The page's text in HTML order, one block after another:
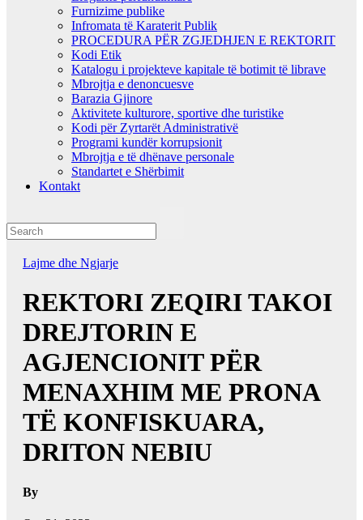
Furnizime publike
Infromata të Karaterit Publik
PROCEDURA PËR ZGJEDHJEN E REKTORIT
Kodi Etik
Katalogu i projekteve kapitale të botimit të librave
Mbrojtja e denoncuesve
Barazia Gjinore
Aktivitete kulturore, sportive dhe turistike
Kodi për Zyrtarët Administrativë
Programi kundër korrupsionit
Mbrojtja e të dhënave personale
Standartet e Shërbimit
Kontakt
Lajme dhe Ngjarje
REKTORI ZEQIRI TAKOI
DREJTORIN E
AGJENCIONIT PËR
MENAXHIM ME PRONA
TË KONFISKUARA,
DRITON NEBIU
By